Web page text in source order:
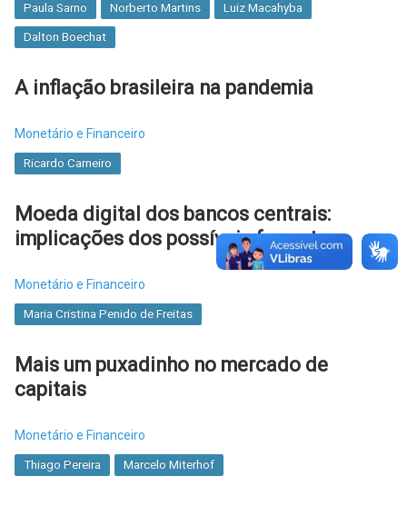
Paula Sarno Norberto Martins Luiz Macahyba
Dalton Boechat
A inflação brasileira na pandemia
Monetário e Financeiro
Ricardo Carneiro
Moeda digital dos bancos centrais:
implicações dos possíveis formatos
Monetário e Financeiro
Maria Cristina Penido de Freitas
Mais um puxadinho no mercado de
capitais
Monetário e Financeiro
Thiago Pereira Marcelo Miterhof